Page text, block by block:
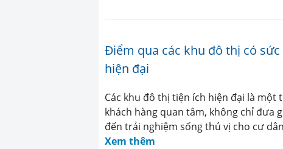
Điểm qua các khu đô thị có
hiện đại
Các khu đô thị tiện ích hiện đại là
khách hàng quan tâm, không chỉ đưa
đến trải nghiệm sống thú vị cho cư
Xem thêm